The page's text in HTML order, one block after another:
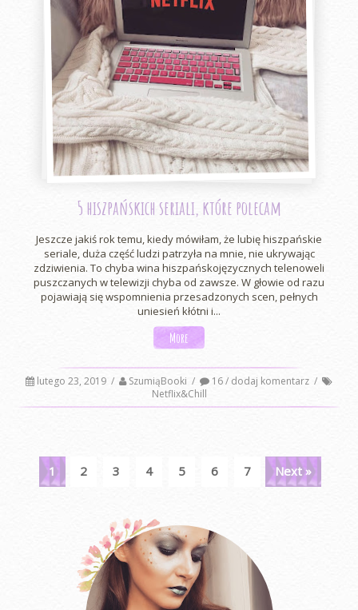
5 hiszpańskich seriali, które polecam
Jeszcze jakiś rok temu, kiedy mówiłam, że lubię hiszpańskie
seriale, duża część ludzi patrzyła na mnie, nie ukrywając
zdziwienia. To chyba wina hiszpańskojęzycznych telenoweli
puszczanych w telewizji chyba od zawsze. W głowie od razu
pojawiają się wspomnienia przesadzonych scen, pełnych
uniesień kłótni i...
More
lutego 23, 2019 / SzumiąBooki / 16 / dodaj komentarz /
Netflix&Chill
1 2 3 4 5 6 7 Next »